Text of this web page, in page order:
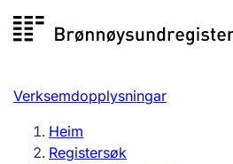
til
Registersøk
Aksjeselskap
Verksemdopplysningar
Heim
Registersøk